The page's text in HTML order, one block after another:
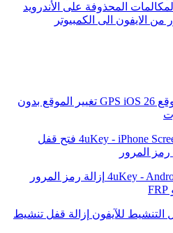
المحذوفة على الأندرويد
من الايفون الى الكمبيوتر
iOS 26
تغيير الموقع بدون
4uKey - iPhone فتح قفل
4uKey - إزالة رمز المرور
إزالة قفل تنشيط